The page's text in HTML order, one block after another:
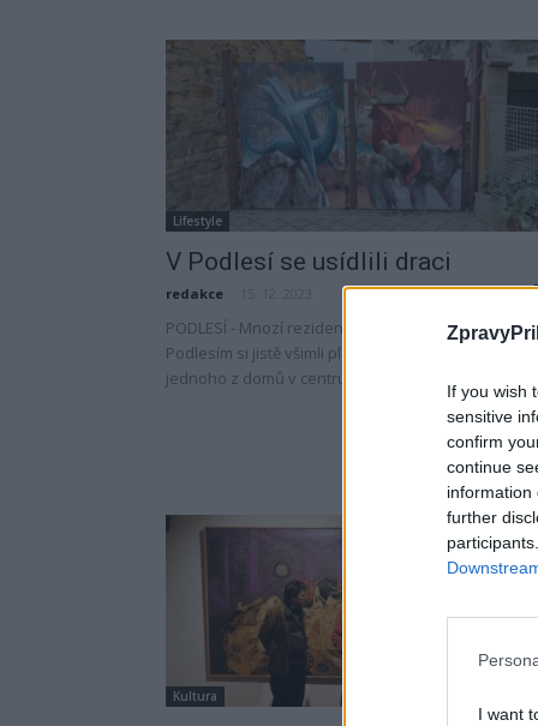
If you wish
sensitive
confirm
continue
information
further
I want
Lifestyle
V Podlesí se usídlili draci
redakce
PODLESÍ - Mnozí rezidenti i lidé jen projíždějící
Podlesím si jistě všimli plamenů olizujících vstup do
jednoho z domů v centru obce. Dva bájné draky,...
Kultura